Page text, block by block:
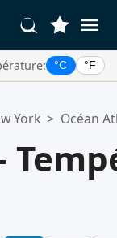
°C °F
York > Océan